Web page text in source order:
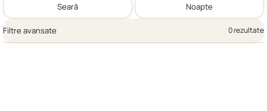
Seară Noapte
Filtre avansate 0 rezultate